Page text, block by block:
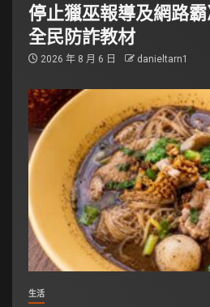
停止獵巫報導及網路
全民防詐教材
2026 年 8 月 6 日 danieltarn1
生活